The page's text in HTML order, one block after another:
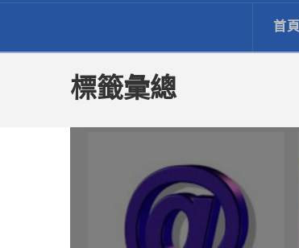
禧
網
路
首頁
標籤彙總